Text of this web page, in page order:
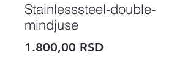
Stainlesssteel-double-
mindjuse
1.800,00 RSDPrice